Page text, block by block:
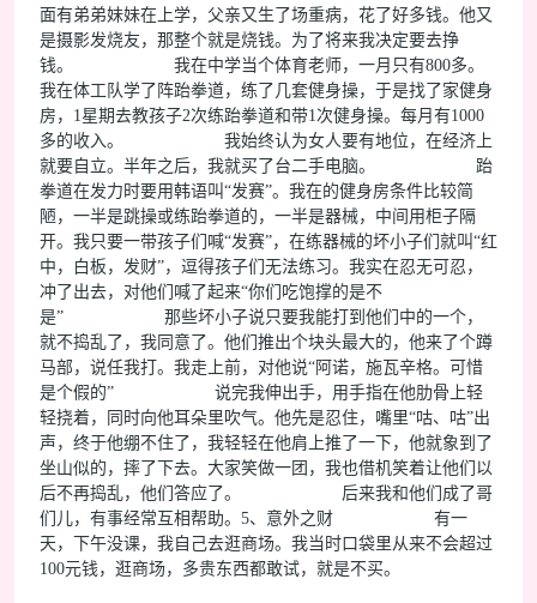
面有弟弟妹妹在上学，父亲又生了场重病，花了好多钱。他又
是摄影发烧友，那整个就是烧钱。为了将来我决定要去挣
钱。 我在中学当个体育老师，一月只有800多。
我在体工队学了阵跆拳道，练了几套健身操，于是找了家健身
房，1星期去教孩子2次练跆拳道和带1次健身操。每月有1000
多的收入。 我始终认为女人要有地位，在经济上
就要自立。半年之后，我就买了台二手电脑。 跆
拳道在发力时要用韩语叫“发赛”。我在的健身房条件比较简
陋，一半是跳操或练跆拳道的，一半是器械，中间用柜子隔
开。我只要一带孩子们喊“发赛”，在练器械的坏小子们就叫“红
中，白板，发财”，逗得孩子们无法练习。我实在忍无可忍，
冲了出去，对他们喊了起来“你们吃饱撑的是不
是” 那些坏小子说只要我能打到他们中的一个，
就不捣乱了，我同意了。他们推出个块头最大的，他来了个蹲
马部，说任我打。我走上前，对他说“阿诺，施瓦辛格。可惜
是个假的” 说完我伸出手，用手指在他肋骨上轻
轻挠着，同时向他耳朵里吹气。他先是忍住，嘴里“咕、咕”出
声，终于他绷不住了，我轻轻在他肩上推了一下，他就象到了
坐山似的，摔了下去。大家笑做一团，我也借机笑着让他们以
后不再捣乱，他们答应了。 后来我和他们成了哥
们儿，有事经常互相帮助。5、意外之财 有一
天，下午没课，我自己去逛商场。我当时口袋里从来不会超过
100元钱，逛商场，多贵东西都敢试，就是不买。